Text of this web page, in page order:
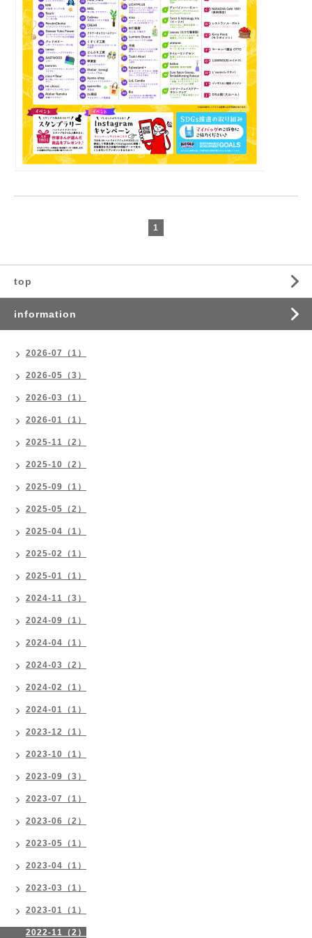
1
top
information
2026-07（1）
2026-05（3）
2026-03（1）
2026-01（1）
2025-11（2）
2025-10（2）
2025-09（1）
2025-05（2）
2025-04（1）
2025-02（1）
2025-01（1）
2024-11（3）
2024-09（1）
2024-04（1）
2024-03（2）
2024-02（1）
2024-01（1）
2023-12（1）
2023-10（1）
2023-09（3）
2023-07（1）
2023-06（2）
2023-05（1）
2023-04（1）
2023-03（1）
2023-01（1）
2022-11（2）